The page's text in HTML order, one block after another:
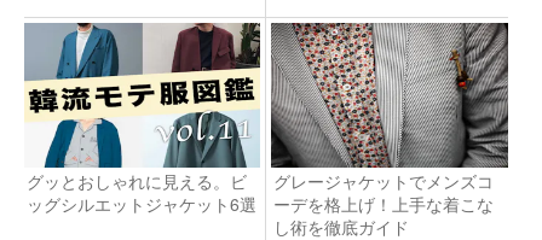
グッとおしゃれに見える。ビ
ッグシルエットジャケット6選
グレージャケットでメンズコ
ーデを格上げ！上手な着こな
し術を徹底ガイド